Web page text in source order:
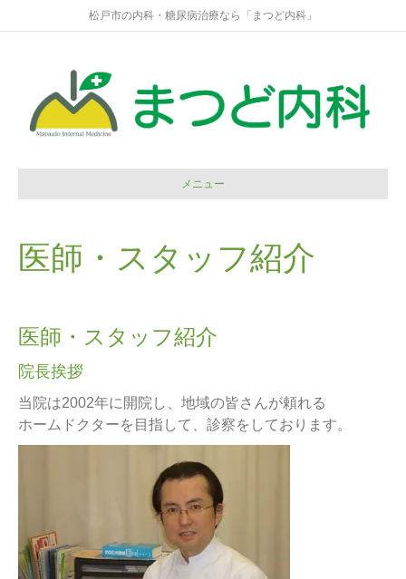
松戸市の内科・糖尿病治療なら「まつど内科」
メニュー
医師・スタッフ紹介
医師・スタッフ紹介
院長挨拶
当院は2002年に開院し、地域の皆さんが頼れる
ホームドクターを目指して、診察をしております。